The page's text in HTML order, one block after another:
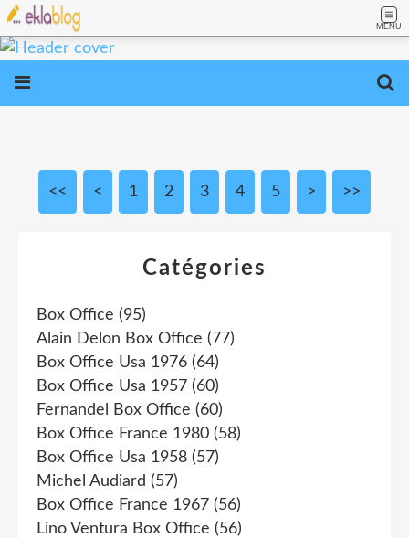
MENU
<< < 1 2 3 4 5 > >>
Catégories
Box Office (95)
Alain Delon Box Office (77)
Box Office Usa 1976 (64)
Box Office Usa 1957 (60)
Fernandel Box Office (60)
Box Office France 1980 (58)
Box Office Usa 1958 (57)
Michel Audiard (57)
Box Office France 1967 (56)
Lino Ventura Box Office (56)